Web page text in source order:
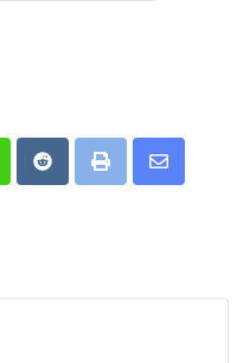
RedditPrint
Share